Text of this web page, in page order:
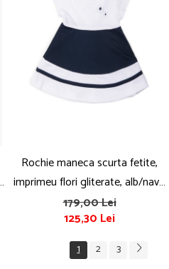
Rochie maneca scurta fetite,
imprimeu flori gliterate, alb/navy,
brand Babybol
179,00 Lei
125,30 Lei
1 2 3